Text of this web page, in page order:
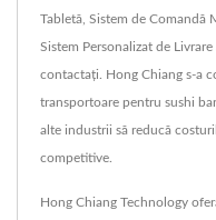
Tabletă, Sistem de Comandă
Sistem Personalizat de
contactați. Hong Chiang s-a
transportoare pentru sushi
alte industrii să reducă
competitive.
Hong Chiang Technology